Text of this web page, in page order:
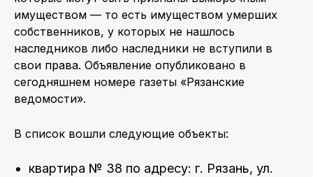
имуществом — то есть имуществом умерших
собственников, у которых не нашлось
наследников либо наследники не вступили в
свои права. Объявление опубликовано в
сегодняшнем номере газеты «Рязанские
ведомости».
В список вошли следующие объекты:
квартира № 38 по адресу: г. Рязань, ул.